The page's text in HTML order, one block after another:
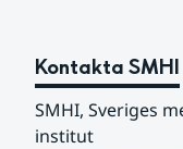
Kontakta SMHI
SMHI, Sveriges
institut